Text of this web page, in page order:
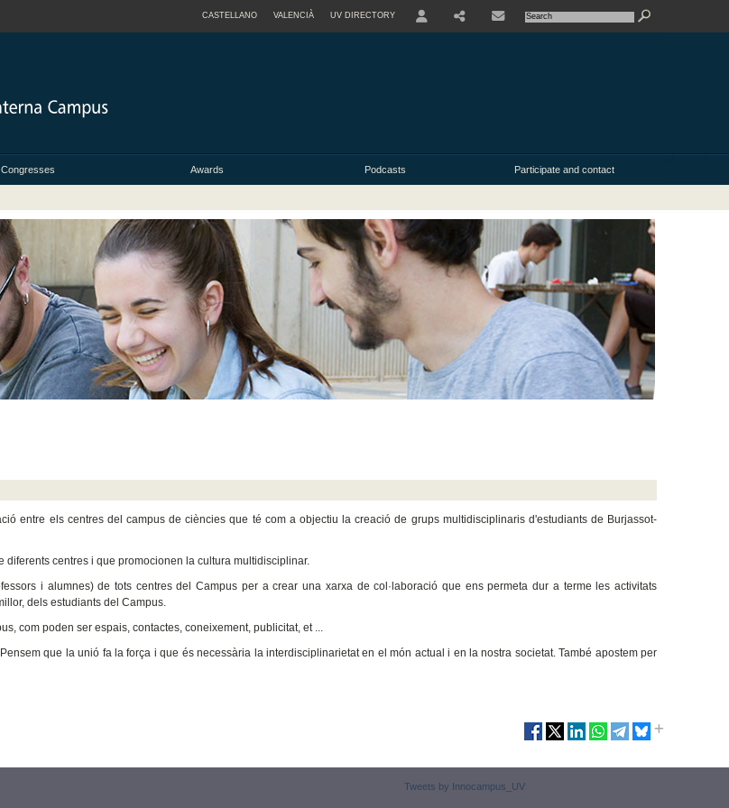
CASTELLANO VALENCIÀ UV DIRECTORY
Congresses Awards Podcasts Participate and contact
entre els centres del campus de ciències que té com a objectiu la creació de grups multidisciplinaris d'estudiants de Burjassot-
centres i que promocionen la cultura multidisciplinar.
i alumnes) de tots centres del Campus per a crear una xarxa de col·laboració que ens permeta dur a terme les activitats
dels estudiants del Campus.
com poden ser espais, contactes, coneixement, publicitat, et ...
que la unió fa la força i que és necessària la interdisciplinarietat en el món actual i en la nostra societat. També apostem per
Tweets by Innocampus_UV